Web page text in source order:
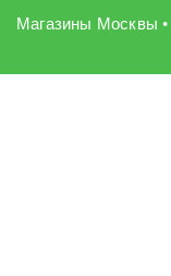
Магазины Москвы